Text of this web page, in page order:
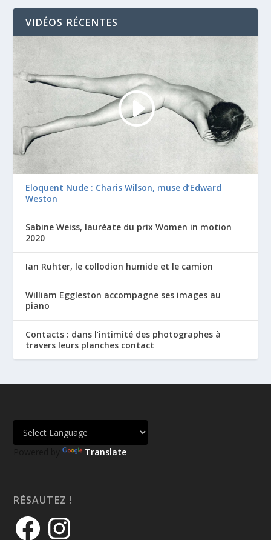
VIDÉOS RÉCENTES
Eloquent Nude : Charis Wilson, muse d’Edward
Weston
Sabine Weiss, lauréate du prix Women in motion
2020
Ian Ruhter, le collodion humide et le camion
William Eggleston accompagne ses images au
piano
Contacts : dans l’intimité des photographes à
travers leurs planches contact
Powered by Translate
RÉSAUTEZ !